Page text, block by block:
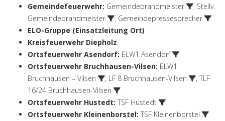
Gemeindefeuerwehr: Gemeindebrandmeister , Stellv.
Gemeindebrandmeister
, Gemeindepressesprecher
ELO-Gruppe (Einsatzleitung Ort)
Kreisfeuerwehr Diepholz
Ortsfeuerwehr Asendorf: ELW1 Asendorf
Ortsfeuerwehr Bruchhausen-Vilsen: ELW1
Bruchhausen – Vilsen
, LF 8 Bruchhausen-Vilsen , TLF
16/24 Bruchhausen-Vilsen
Ortsfeuerwehr Hustedt: TSF Hustedt
Ortsfeuerwehr Kleinenborstel: TSF Kleinenborstel